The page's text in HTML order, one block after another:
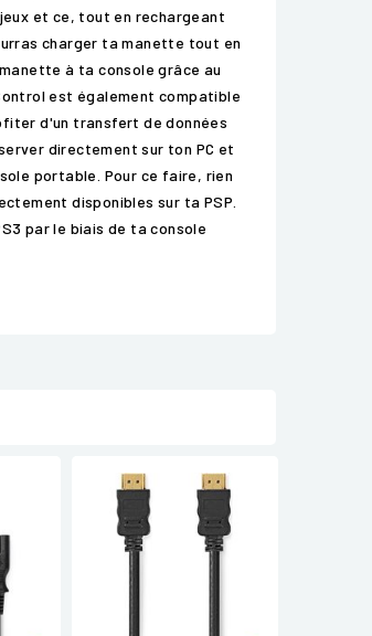
et ce, tout en rechargeant
charger ta manette tout en
à ta console grâce au
est également compatible
d'un transfert de données
directement sur ton PC et
portable. Pour ce faire, rien
disponibles sur ta PSP.
par le biais de ta console